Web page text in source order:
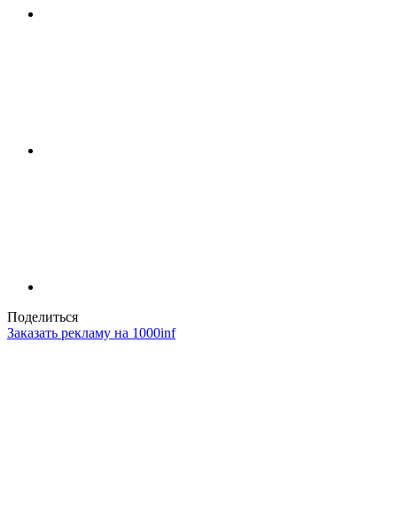
Поделиться
Заказать рекламу на 1000inf